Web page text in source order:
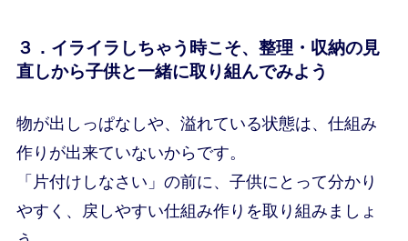
３．イライラしちゃう時こそ、整理・収納の見
直しから子供と一緒に取り組んでみよう
物が出しっぱなしや、溢れている状態は、仕組み
作りが出来ていないからです。
「片付けしなさい」の前に、子供にとって分かり
やすく、戻しやすい仕組み作りを取り組みましょ